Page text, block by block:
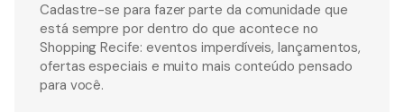
Cadastre-se para fazer parte da comunidade que
está sempre por dentro do que acontece no
Shopping Recife: eventos imperdíveis, lançamentos,
ofertas especiais e muito mais conteúdo pensado
para você.